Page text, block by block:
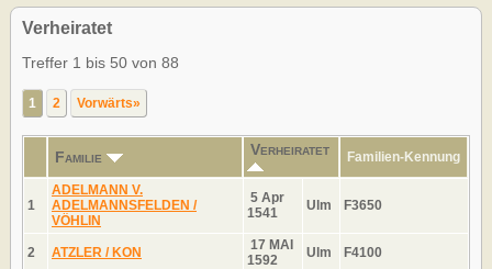
Verheiratet
Treffer 1 bis 50 von 88
1 2 Vorwärts»
Familie Verheiratet Familien-Kennung
1
ADELMANN V.
ADELMANNSFELDEN /
VÖHLIN
5 Apr
1541
Ulm F3650
2 ATZLER / KON
17 MAI
1592
Ulm F4100